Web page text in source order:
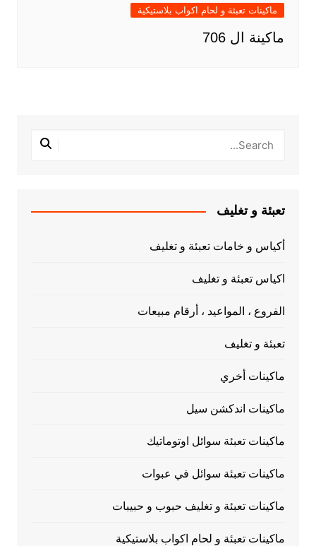
ماكينات تعبئة و لحام اكواب بلاستيكية
ماكينة ال 706
تعبئة و تغليف
أكياس و خامات تعبئة و تغليف
اكياس تعبئة و تغليف
الفروع ، المواعيد ، أرقام مبيعات
تعبئة و تغليف
ماكينات أخري
ماكينات اندكشن سيل
ماكينات تعبئة سوائل اوتوماتيك
ماكينات تعبئة سوائل في عبوات
ماكينات تعبئة و تغليف حبوب و حبيبات
ماكينات تعبئة و لحام اكواب بلاستيكية